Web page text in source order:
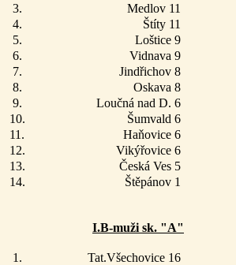
3.
Medlov 11
4.
Štíty 11
5.
Loštice 9
6.
Vidnava 9
7.
Jindřichov 8
8.
Oskava 8
9.
Loučná nad D. 6
10.
Šumvald 6
11.
Haňovice 6
12.
Vikýřovice 6
13.
Česká Ves 5
14.
Štěpánov 1
I.B-muži sk. "A"
1.
Tat.Všechovice 16